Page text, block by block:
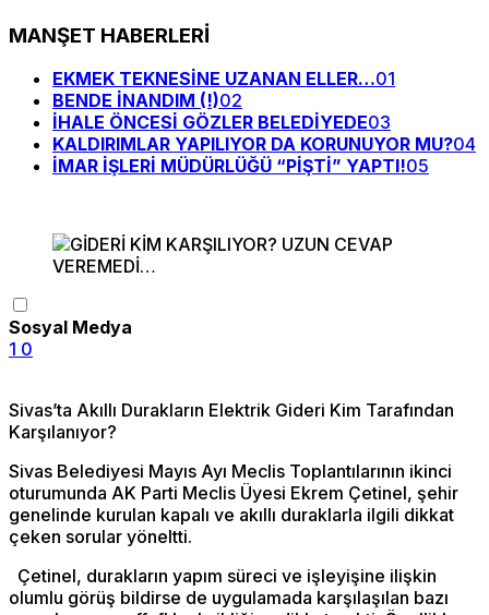
MANŞET HABERLERİ
EKMEK TEKNESİNE UZANAN ELLER…01
BENDE İNANDIM (!)02
İHALE ÖNCESİ GÖZLER BELEDİYEDE03
KALDIRIMLAR YAPILIYOR DA KORUNUYOR MU?04
İMAR İŞLERİ MÜDÜRLÜĞÜ “PİŞTİ” YAPTI!05
Sosyal Medya
1 0
Sivas’ta Akıllı Durakların Elektrik Gideri Kim Tarafından
Karşılanıyor?
Sivas Belediyesi Mayıs Ayı Meclis Toplantılarının ikinci
oturumunda AK Parti Meclis Üyesi Ekrem Çetinel, şehir
genelinde kurulan kapalı ve akıllı duraklarla ilgili dikkat
çeken sorular yöneltti.
Çetinel, durakların yapım süreci ve işleyişine ilişkin
olumlu görüş bildirse de uygulamada karşılaşılan bazı